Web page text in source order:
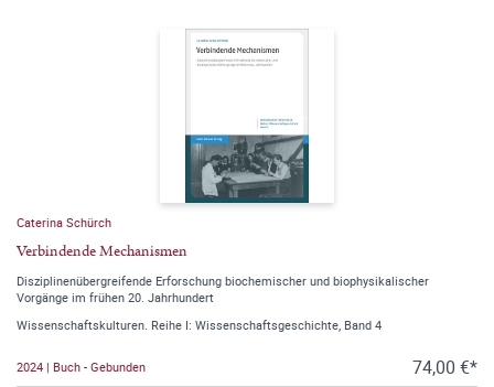
Caterina Schürch
Verbindende Mechanismen
Disziplinenübergreifende Erforschung biochemischer und biophysikalischer
Vorgänge im frühen 20. Jahrhundert
Wissenschaftskulturen. Reihe I: Wissenschaftsgeschichte, Band 4
2024 | Buch - Gebunden 74,00 €*